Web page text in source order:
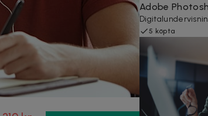
Adobe
5 köpta